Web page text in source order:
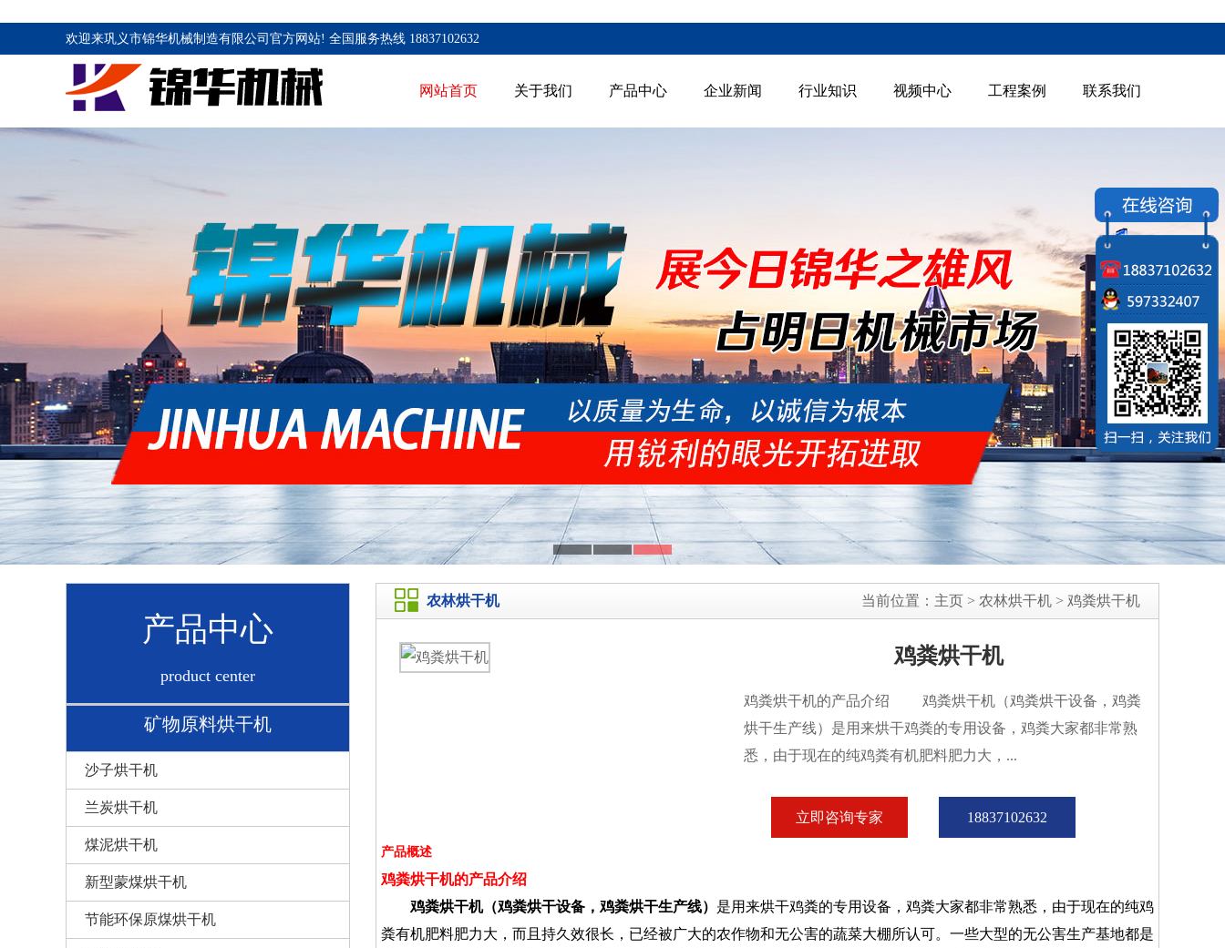
欢迎来巩义市锦华机械制造有限公司官方网站! 全国服务热线 18837102632
网站首页 关于我们 产品中心 企业新闻 行业知识 视频中心 工程案例 联系我们
产品中心
product center
矿物原料烘干机
沙子烘干机
兰炭烘干机
煤泥烘干机
新型蒙煤烘干机
节能环保原煤烘干机
农林烘干机 当前位置： 主页 > 农林烘干机 > 鸡粪烘干机
鸡粪烘干机
鸡粪烘干机的产品介绍 鸡粪烘干机（鸡粪烘干设备，鸡粪
烘干生产线）是用来烘干鸡粪的专用设备，鸡粪大家都非常熟
悉，由于现在的纯鸡粪有机肥料肥力大，...
立即咨询专家 18837102632
产品概述
鸡粪烘干机的产品介绍
鸡粪烘干机（鸡粪烘干设备，鸡粪烘干生产线） 是用来烘干鸡粪的专用设备，鸡粪大家都非常熟悉，由于现在的纯鸡
粪有机肥料肥力大，而且持久效很长，已经被广大的农作物和无公害的蔬菜大棚所认可。一些大型的无公害生产基地都是